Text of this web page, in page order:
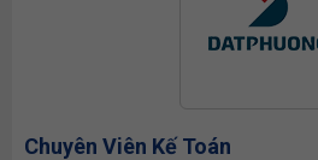
Chuyên Viên Kế Toán